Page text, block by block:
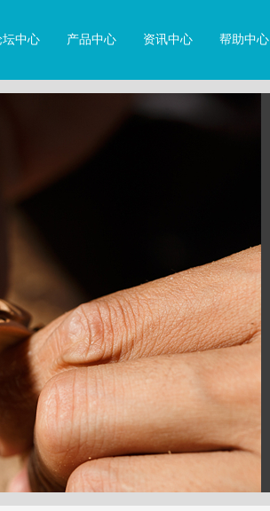
坛中心 产品中心 资讯中心 帮助中心